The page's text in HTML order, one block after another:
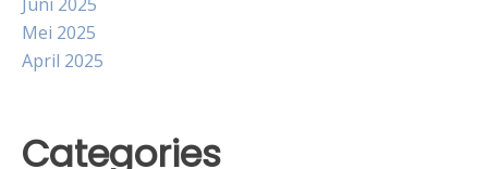
Mei 2025
April 2025
Categories